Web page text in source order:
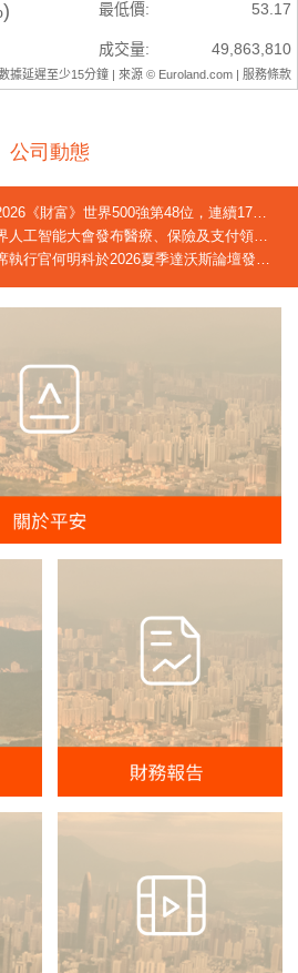
公司動態
《財富》世界500強第48位，連續17年躋身榜單
智能大會發布醫療、保險及支付領域創新成果
科於2026夏季達沃斯論壇發言：中國正迎來「屬於自己的長壽時代」